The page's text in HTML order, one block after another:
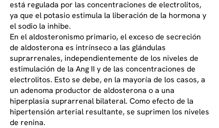
está regulada por las concentraciones de electrolitos,
ya que el potasio estimula la liberación de la hormona y
el sodio la inhibe.
En el aldosteronismo primario, el exceso de secreción
de aldosterona es intrínseco a las glándulas
suprarrenales, independientemente de los niveles de
estimulación de la Ang II y de las concentraciones de
electrolitos. Esto se debe, en la mayoría de los casos, a
un adenoma productor de aldosterona o a una
hiperplasia suprarrenal bilateral. Como efecto de la
hipertensión arterial resultante, se suprimen los niveles
de renina.